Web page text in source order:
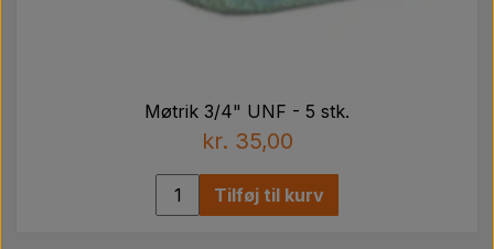
Møtrik 3/4" UNF - 5 stk.
kr. 35,00
Tilføj til kurv